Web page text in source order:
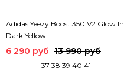
Adidas Yeezy Boost 350 V2 Glow In
Dark Yellow
6 290 руб 13 990 руб
37 38 39 40 41